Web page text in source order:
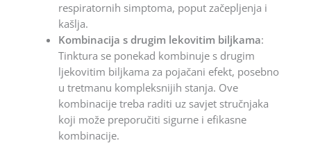
respiratornih simptoma, poput začepljenja i
kašlja.
Kombinacija s drugim lekovitim biljkama:
Tinktura se ponekad kombinuje s drugim
ljekovitim biljkama za pojačani efekt, posebno
u tretmanu kompleksnijih stanja. Ove
kombinacije treba raditi uz savjet stručnjaka
koji može preporučiti sigurne i efikasne
kombinacije.